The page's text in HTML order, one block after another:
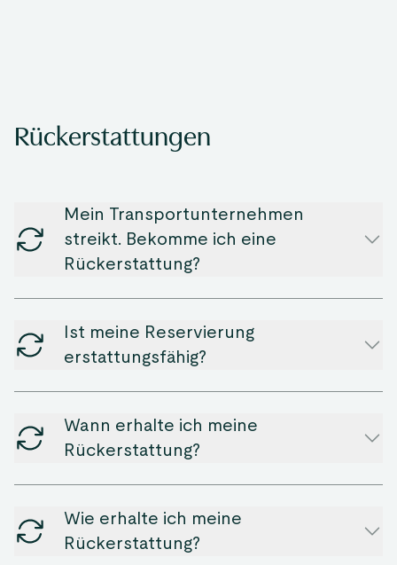
Rückerstattungen
Mein Transportunternehmen
streikt. Bekomme ich eine
Rückerstattung?
Ist meine Reservierung
erstattungsfähig?
Wann erhalte ich meine
Rückerstattung?
Wie erhalte ich meine
Rückerstattung?